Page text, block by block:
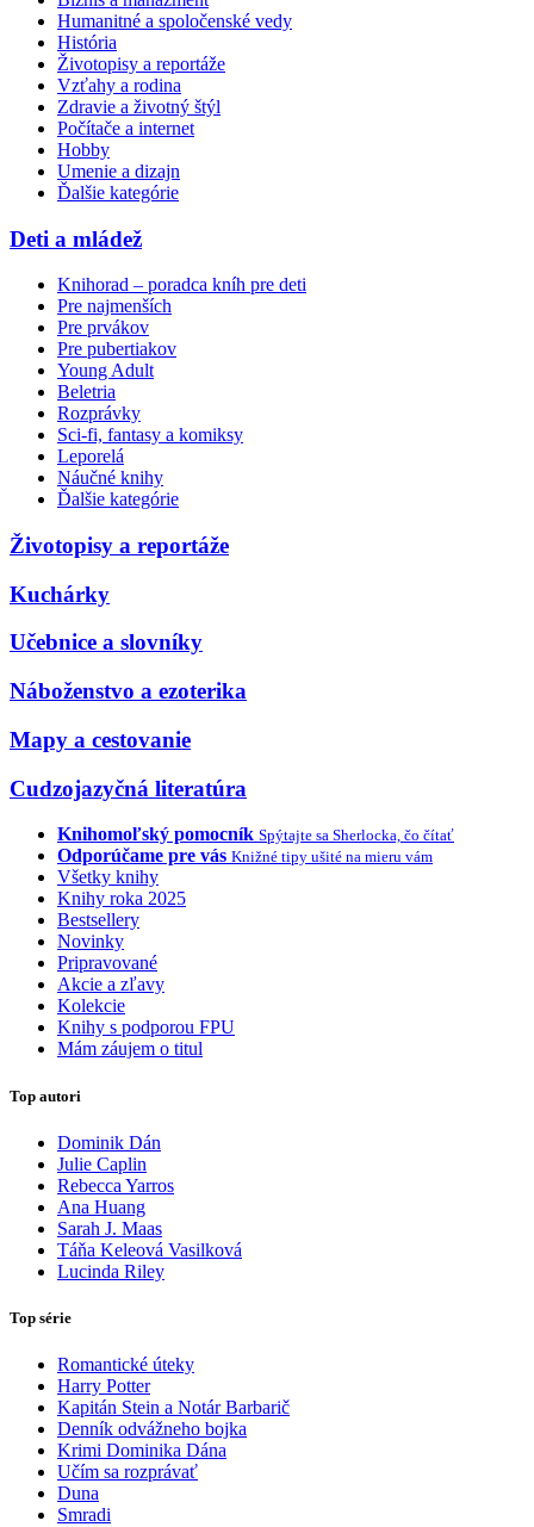
Humanitné a spoločenské vedy
História
Životopisy a reportáže
Vzťahy a rodina
Zdravie a životný štýl
Počítače a internet
Hobby
Umenie a dizajn
Ďalšie kategórie
Deti a mládež
Knihorad – poradca kníh pre deti
Pre najmenších
Pre prvákov
Pre pubertiakov
Young Adult
Beletria
Rozprávky
Sci-fi, fantasy a komiksy
Leporelá
Náučné knihy
Ďalšie kategórie
Životopisy a reportáže
Kuchárky
Učebnice a slovníky
Náboženstvo a ezoterika
Mapy a cestovanie
Cudzojazyčná literatúra
Knihomoľský pomocník Spýtajte sa Sherlocka, čo čítať
Odporúčame pre vás Knižné tipy ušité na mieru vám
Všetky knihy
Knihy roka 2025
Bestsellery
Novinky
Pripravované
Akcie a zľavy
Kolekcie
Knihy s podporou FPU
Mám záujem o titul
Top autori
Dominik Dán
Julie Caplin
Rebecca Yarros
Ana Huang
Sarah J. Maas
Táňa Keleová Vasilková
Lucinda Riley
Top série
Romantické úteky
Harry Potter
Kapitán Stein a Notár Barbarič
Denník odvážneho bojka
Krimi Dominika Dána
Učím sa rozprávať
Duna
Smradi